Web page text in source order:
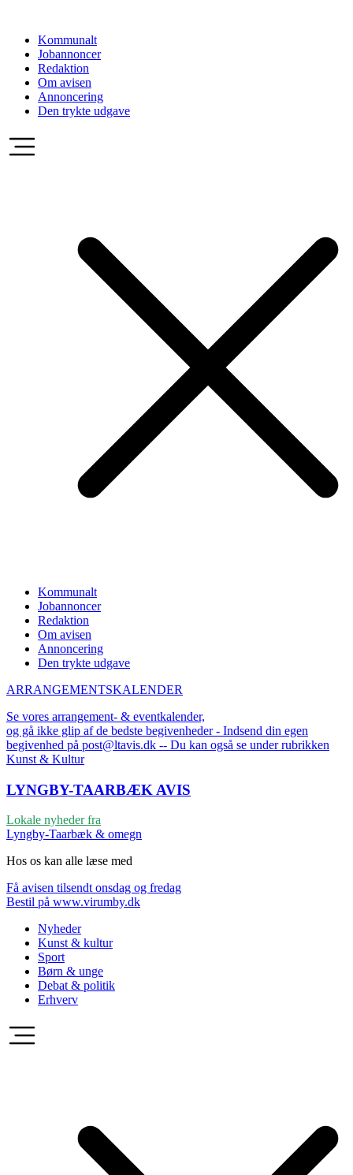
indholdKommunalt
Jobannoncer
Redaktion
Om avisen
Annoncering
Den trykte udgave
Kommunalt
Jobannoncer
Redaktion
Om avisen
Annoncering
Den trykte udgave
ARRANGEMENTSKALENDER
Se vores arrangement- & eventkalender,
og gå ikke glip af de bedste begivenheder - Indsend din egen
begivenhed på post@ltavis.dk -- Du kan også se under rubrikken
Kunst & Kultur
LYNGBY-TAARBÆK AVIS
Lokale nyheder fra
Lyngby-Taarbæk & omegn
Hos os kan alle læse med
Få avisen tilsendt onsdag og fredag
Bestil på www.virumby.dk
Nyheder
Kunst & kultur
Sport
Børn & unge
Debat & politik
Erhverv